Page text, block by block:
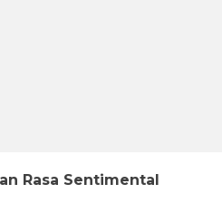
Rasa Sentimental